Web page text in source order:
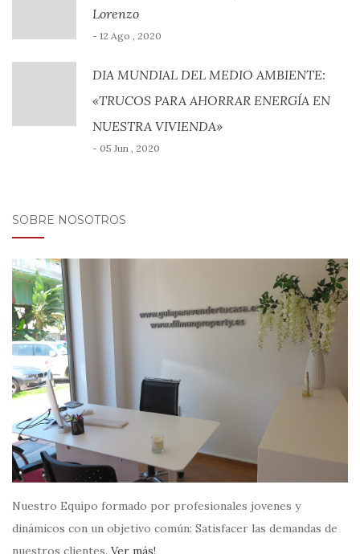
Lorenzo
- 12 Ago , 2020
DIA MUNDIAL DEL MEDIO AMBIENTE:
«TRUCOS PARA AHORRAR ENERGÍA EN
NUESTRA VIVIENDA»
- 05 Jun , 2020
SOBRE NOSOTROS
Nuestro Equipo formado por profesionales jovenes y
dinámicos con un objetivo común: Satisfacer las demandas de
nuestros clientes. Ver más!